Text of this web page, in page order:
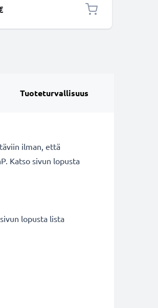
Tuoteturvallisuus
ilman, että
Katso sivun lopusta
lopusta lista